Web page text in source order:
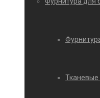
Тканевые